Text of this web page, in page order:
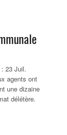
23 Juil.
agents ont
une dizaine
délétère.